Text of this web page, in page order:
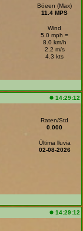
Böeen (Max)
11.4 MPS
Wind
5.0 mph =
8.0 km/h
2.2 m/s
4.3 kts
14:29:12
Raten/Std
0.000
Última lluvia
02-08-2026
14:29:12